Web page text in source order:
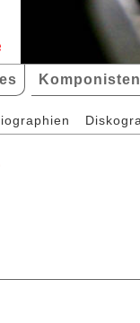
Komponisten